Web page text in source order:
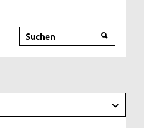
Suche
Suche